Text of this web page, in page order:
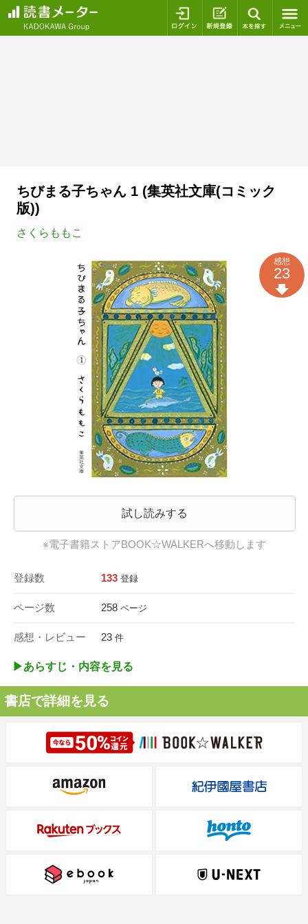
ログイン 新規登録
ちびまる子ちゃん 1 (集英社文庫(コミック
版))
さくらももこ
試し読みする
※電子書籍ストアBOOK☆WALKERへ移動します
登録数 133 登録
ページ数 258 ページ
感想・レビュー 23 件
感想
23
▶︎あらすじ・内容を見る
書店で詳細を見る